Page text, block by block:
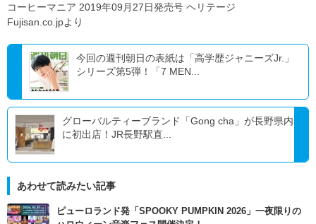
コーヒーマニア 2019年09月27日発売号 ヘリテージ
Fujisan.co.jpより
今回の週刊朝日の表紙は「高学歴ジャニーズJr.」
シリーズ第5弾！「7 MEN...
グローバルティーブランド「Gong cha」が長野県内
に初出店！JR長野駅直...
あわせて読みたい記事
ピューロランド発「SPOOKY PUMPKIN 2026」一夜限りの